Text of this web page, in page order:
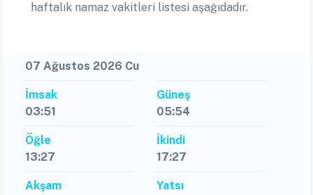
haftalık namaz vakitleri listesi aşağıdadır.
07 Ağustos 2026 Cu
İmsak
03:51
Güneş
05:54
Öğle
13:27
İkindi
17:27
Akşam
Yatsı